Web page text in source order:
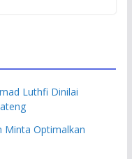
Luthfi Dinilai
Minta Optimalkan